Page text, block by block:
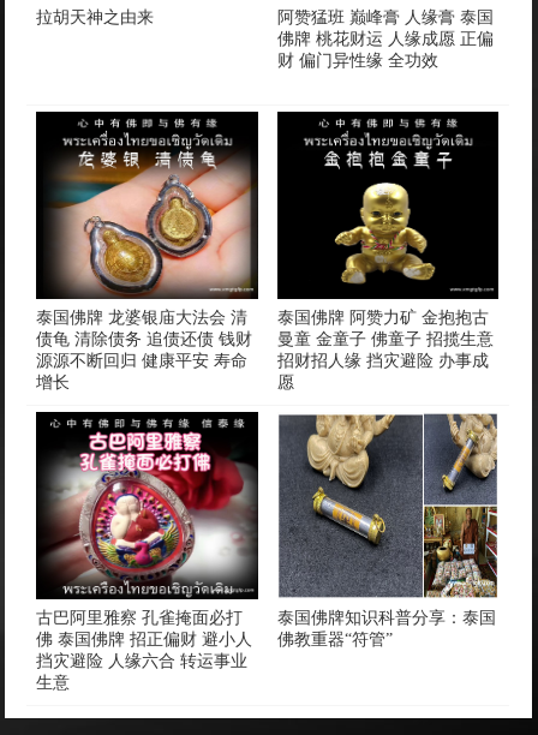
拉胡天神之由来
阿赞猛班 巅峰膏 人缘膏 泰国
佛牌 桃花财运 人缘成愿 正偏
财 偏门异性缘 全功效
泰国佛牌 龙婆银庙大法会 清
债龟 清除债务 追债还债 钱财
源源不断回归 健康平安 寿命
增长
泰国佛牌 阿赞力矿 金抱抱古
曼童 金童子 佛童子 招揽生意
招财招人缘 挡灾避险 办事成
愿
古巴阿里雅察 孔雀掩面必打
佛 泰国佛牌 招正偏财 避小人
挡灾避险 人缘六合 转运事业
生意
泰国佛牌知识科普分享：泰国
佛教重器“符管”